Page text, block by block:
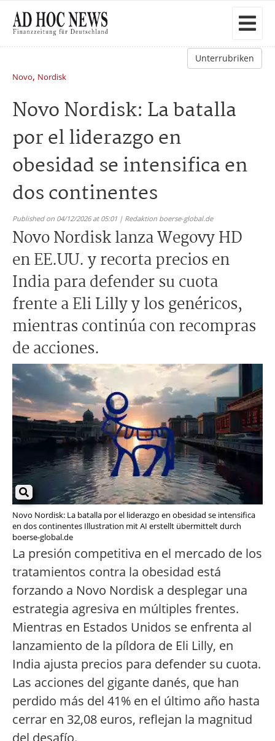
Unterrubriken
Novo, Nordisk
Novo Nordisk: La batalla
por el liderazgo en
obesidad se intensifica en
dos continentes
Published on 04/12/2026 at 05:01 | Redaktion boerse-global.de
Novo Nordisk lanza Wegovy HD
en EE.UU. y recorta precios en
India para defender su cuota
frente a Eli Lilly y los genéricos,
mientras continúa con recompras
de acciones.
Novo Nordisk: La batalla por el liderazgo en obesidad se intensifica
en dos continentes Illustration mit AI erstellt übermittelt durch
boerse-global.de
La presión competitiva en el mercado de los
tratamientos contra la obesidad está
forzando a Novo Nordisk a desplegar una
estrategia agresiva en múltiples frentes.
Mientras en Estados Unidos se enfrenta al
lanzamiento de la píldora de Eli Lilly, en
India ajusta precios para defender su cuota.
Las acciones del gigante danés, que han
perdido más del 41% en el último año hasta
cerrar en 32,08 euros, reflejan la magnitud